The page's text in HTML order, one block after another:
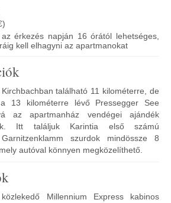
érkezés napján 16 órától lehetséges,
kell elhagyni az apartmanokat
található 11 kilométerre, de
13 kilométerre lévő Pressegger See
az apartmanház vendégei ajándék
Itt találjuk Karintia első számú
szurdok mindössze 8
autóval könnyen megközelíthető.
Millennium Express kabinos